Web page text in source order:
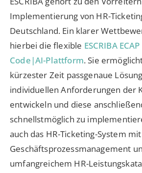
Implementierung von HR-
Deutschland. Ein klarer
hierbei die flexible ESCRIBA
Code|AI-Plattform. Sie
kürzester Zeit passgenaue
individuellen Anforderungen der
entwickeln und diese
schnellstmöglich zu
auch das HR-Ticketing-System mit
Geschäftsprozessmanagement
umfangreichem HR-